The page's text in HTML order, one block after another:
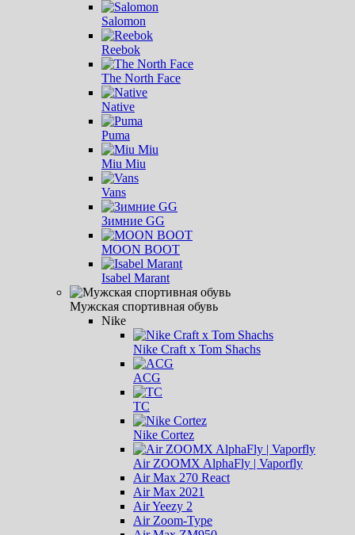
Salomon
Reebok
The North Face
Native
Puma
Miu Miu
Vans
Зимние GG
MOON BOOT
Isabel Marant
Мужская спортивная обувь
Nike
Nike Craft x Tom Shachs
ACG
ТС
Nike Cortez
Air ZOOMX AlphaFly | Vaporfly
Air Max 270 React
Air Max 2021
Air Yeezy 2
Air Zoom-Type